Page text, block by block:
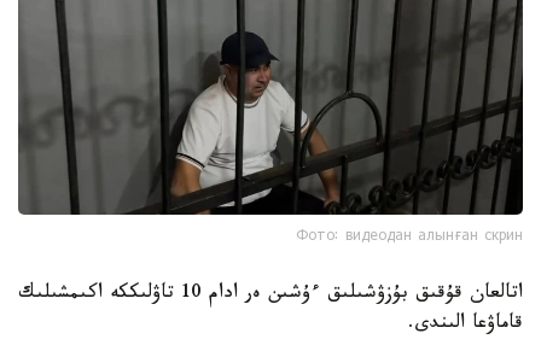
Фото: видеодан алынған скрин
اتالعان قۇقىق بۇزۋشىلىق ءۇشىن ەر ادام 10 تاۋلىككە اكىمشىلىك
قاماۋعا الىندى.